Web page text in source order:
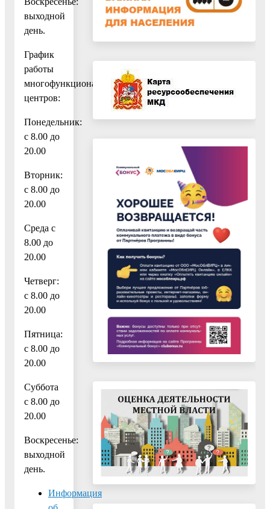
выходной
день.
График
работы
многофункциональных
центров:
Понедельник:
с 8.00 до
20.00
Вторник:
с 8.00 до
20.00
Среда с
8.00 до
20.00
Четверг:
с 8.00 до
20.00
Пятница:
с 8.00 до
20.00
Суббота
с 8.00 до
20.00
Воскресенье:
выходной
день.
Информация